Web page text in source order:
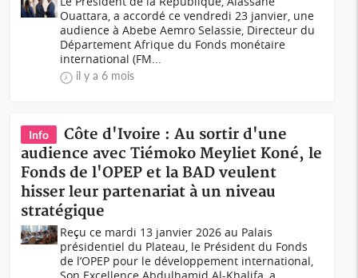
Ouattara, a accordé ce vendredi 23 janvier, une
audience à Abebe Aemro Selassie, Directeur du
Département Afrique du Fonds monétaire
international (FM...
il y a 6 mois
Info
Côte d'Ivoire : Au sortir d'une
audience avec Tiémoko Meyliet Koné, le
Fonds de l'OPEP et la BAD veulent
hisser leur partenariat à un niveau
stratégique
Reçu ce mardi 13 janvier 2026 au Palais
présidentiel du Plateau, le Président du Fonds
de l’OPEP pour le développement international,